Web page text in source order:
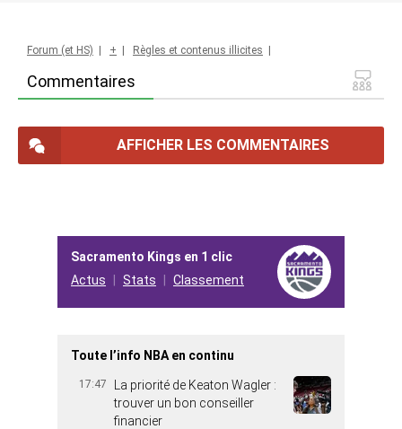
Commentaires
Forum (et HS) + Règles et contenus illicites
AFFICHER LES COMMENTAIRES
Sacramento Kings en 1 clic
Actus
Stats Classement
Toute l’info NBA en continu
17:47
La priorité de Keaton Wagler :
trouver un bon conseiller
financier